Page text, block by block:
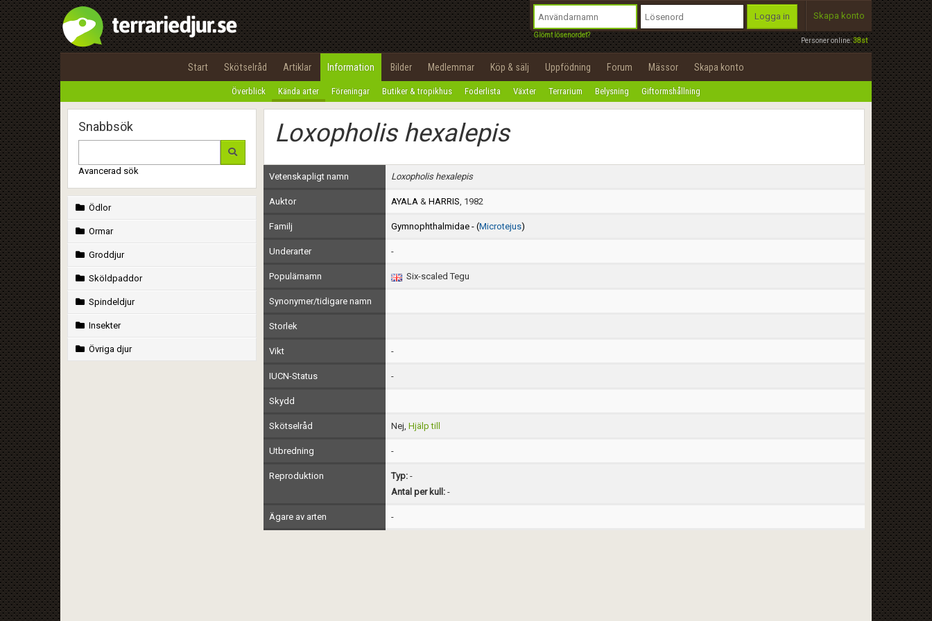
Personer online:38st
Logga in
Glömt lösenordet?
Skapa konto
Start Skötselråd Artiklar Information Bilder Medlemmar Köp & sälj Uppfödning Forum Mässor Skapa konto
Överblick Kända arter Föreningar Butiker & tropikhus Foderlista Växter Terrarium Belysning Giftormshållning
Snabbsök
Avancerad sök
Ödlor
Ormar
Groddjur
Sköldpaddor
Spindeldjur
Insekter
Övriga djur
Loxopholis hexalepis
Vetenskapligt namn Loxopholis hexalepis
Auktor AYALA& HARRIS, 1982
Familj Gymnophthalmidae - (Microtejus)
Underarter -
Populärnamn Six-scaled Tegu
Synonymer/tidigare namn
Storlek
Vikt -
IUCN-Status -
Skydd
Skötselråd Nej, Hjälp till
Utbredning -
Reproduktion Typ:-
Antal per kull:-
Ägare av arten -
Utför
100%
OK
integritetspolicy
Namn:
Epost:
Användarnamn:
Lösenord:
Privacy Policy
Terms of Service
Begär nytt lösenord
Tillbaka till förstasidan